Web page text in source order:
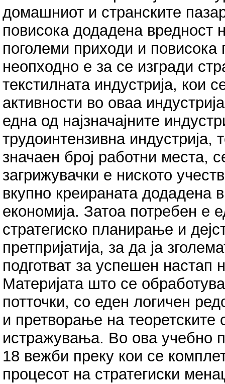
домашниот и странските
повисока додадена вредност
поголеми приходи и
неопходно е за се изгради
текстилната индустрија, кои
активности во оваа
една од најзначајните
трудоинтензивна индустрија,
значаен број работни места,
загрижувачки е ниското
вкупно креираната додадена
економија. Затоа потребен е
стратегиско планирање и
претпријатија, за да ја
подготват за успешен настап
Материјата што се
потточки, со еден логичен
и претворање на теоретските
истражувања. Во ова учебно
18 вежби преку кои се
процесот на стратегиски